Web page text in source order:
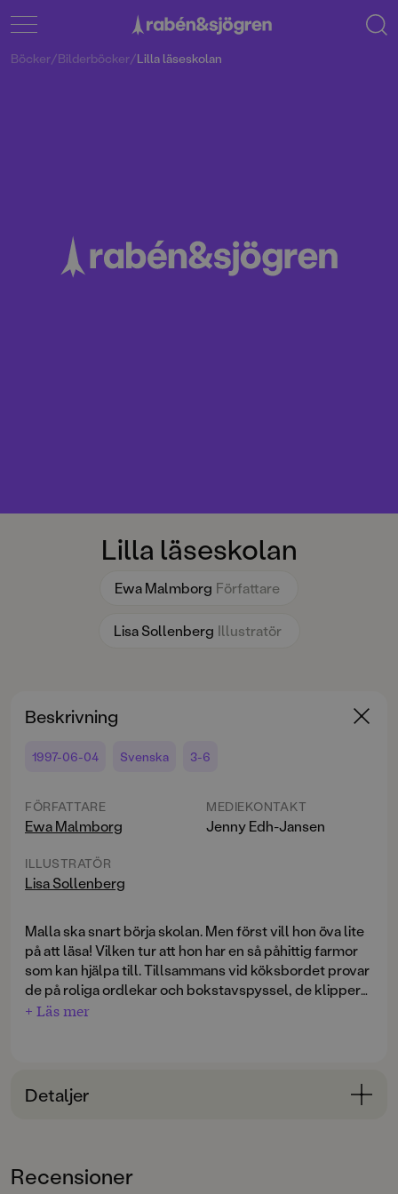
Lilla läseskolan
Ewa Malmborg Författare
Lisa Sollenberg Illustratör
Böcker/Bilderböcker/Lilla läseskolan
Beskrivning
1997-06-04 Svenska 3-6
FÖRFATTARE
Ewa Malmborg
ILLUSTRATÖR
Lisa Sollenberg
MEDIEKONTAKT
Jenny Edh-Jansen
Malla ska snart börja skolan. Men först vill hon öva lite
på att läsa! Vilken tur att hon har en så påhittig farmor
som kan hjälpa till. Tillsammans vid köksbordet provar
de på roliga ordlekar och bokstavspyssel, de klipper
och klistrar och ljudar och rimmar. Malla och farmor
djuraffären upptäcker Malla att det faktiskt finns
bokstäver överallt! Till slut kan hon inte låta bli att läsa
En berättelse om Malla och farmor men också en
idébok för alla som vill leka med bokstäver, ljud och
+ Läs mer
Detaljer
3-6
Recensioner